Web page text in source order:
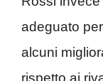
adeguato
alcuni
rispetto ai